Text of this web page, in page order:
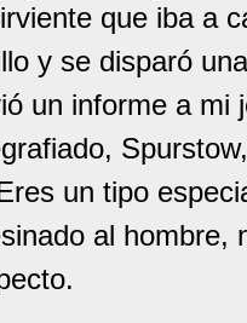
que iba a
y se disparó
un informe a mi
un tipo
al hombre,